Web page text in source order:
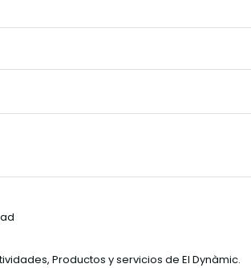
Productos y servicios de El Dynàmic.